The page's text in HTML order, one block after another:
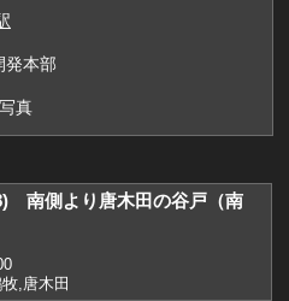
発本部
真
南側より唐木田の谷戸（南
,唐木田